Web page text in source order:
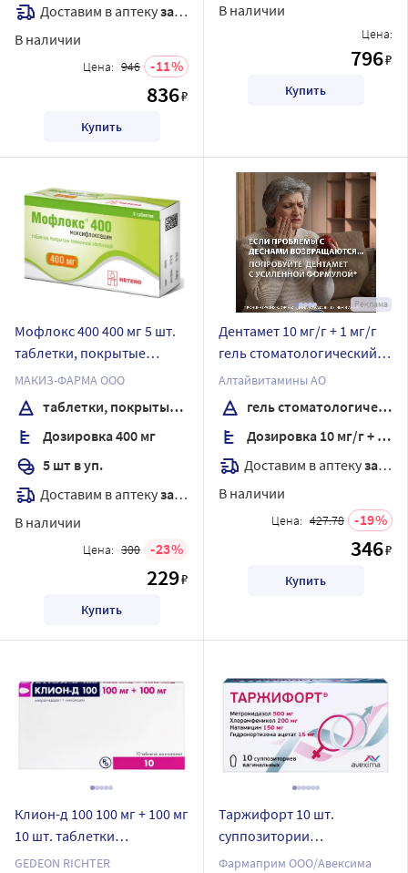
Доставим в аптекузавтра
В наличии
Цена: 946 11
836₽
Купить
В наличии
Цена:
796₽
Купить
Мофлокс 400 400 мг 5 шт.
таблетки, покрытые
пленочной оболочкой
МАКИЗ-ФАРМА ООО
таблетки, покрытые пленочной оболочкой
Дозировка 400 мг
5 шт в уп.
Доставим в аптекузавтра
В наличии
Цена: 300 23
229₽
Купить
Реклама
Дентамет 10 мг/г + 1 мг/г
гель стоматологический
25 гр
Алтайвитамины АО
гель стоматологический
Дозировка 10 мг/г + 1 мг/г
Доставим в аптекузавтра
В наличии
Цена: 427.78 19
346₽
Купить
Клион-д 100 100 мг + 100 мг
10 шт. таблетки
вагинальные
GEDEON RICHTER
Таржифорт 10 шт.
суппозитории
вагинальные
Фармаприм ООО/Авексима